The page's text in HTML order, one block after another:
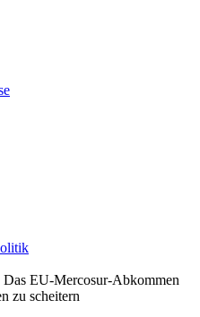
Das EU-Mercosur-Abkommen
zu scheitern